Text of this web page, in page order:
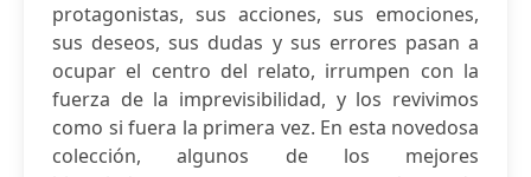
protagonistas, sus acciones, sus emociones,
sus deseos, sus dudas y sus errores pasan a
ocupar el centro del relato, irrumpen con la
fuerza de la imprevisibilidad, y los revivimos
como si fuera la primera vez. En esta novedosa
colección, algunos de los mejores